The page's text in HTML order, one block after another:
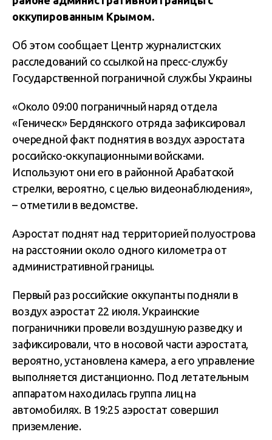
оккупированным Крымом.
Об этом сообщает Центр журналистских
расследований со ссылкой на пресс-службу
Государственной пограничной службы Украины
«Около 09:00 пограничный наряд отдела
«Геническ» Бердянского отряда зафиксировал
очередной факт поднятия в воздух аэростата
российско-оккупационными войсками.
Используют они его в районной Арабатской
стрелки, вероятно, с целью видеонаблюдения»,
– отметили в ведомстве.
Аэростат поднят над территорией полуострова
на расстоянии около одного километра от
административной границы.
Первый раз российские оккупанты подняли в
воздух аэростат 22 июля. Украинские
пограничники провели воздушную разведку и
зафиксировали, что в носовой части аэростата,
вероятно, установлена камера, а его управление
выполняется дистанционно. Под летательным
аппаратом находилась группа лиц на
автомобилях. В 19:25 аэростат совершил
приземление.